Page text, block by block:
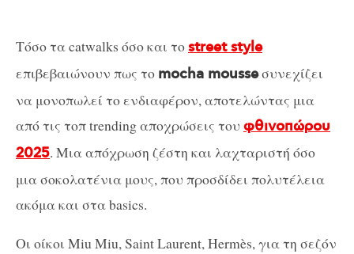
Τόσο τα catwalks όσο και τοstreet style
επιβεβαιώνουν πως το mocha mousseσυνεχίζει
να μονοπωλεί το ενδιαφέρον, αποτελώντας μια
από τις τοπ trending αποχρώσεις του φθινοπώρου
2025. Μια απόχρωση ζέστη και λαχταριστή όσο
μια σοκολατένια μους, που προσδίδει πολυτέλεια
ακόμα και στα basics.
Οι οίκοι Miu Miu, Saint Laurent, Hermès, για τη σεζόν